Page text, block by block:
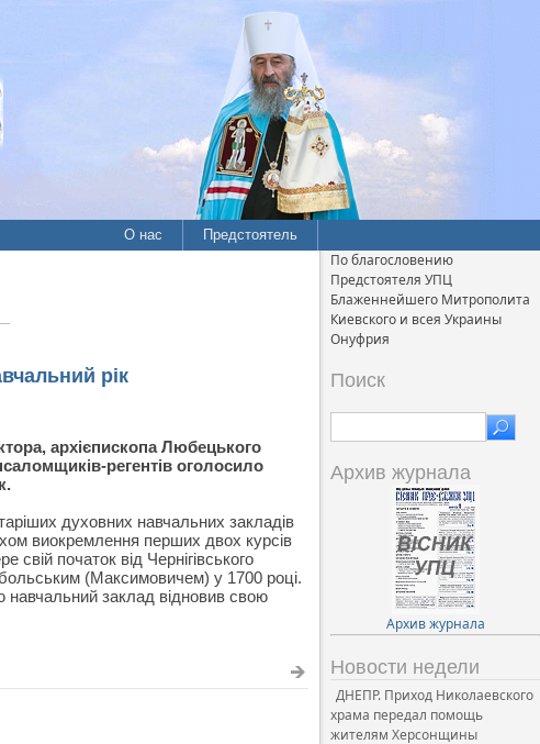
О нас Предстоятель
рік
архієпископа Любецького
регентів оголосило
духовних навчальних закладів
виокремлення перших двох курсів
свій початок від Чернігівського
(Максимовичем) у 1700 році.
навчальний заклад відновив свою
По благословению
Предстоятеля УПЦ
Блаженнейшего Митрополита
Киевского и всея Украины
Онуфрия
Поиск
Архив журнала
Архив журнала
Новости недели
ДНЕПР. Приход Николаевского
храма передал помощь
жителям Херсонщины